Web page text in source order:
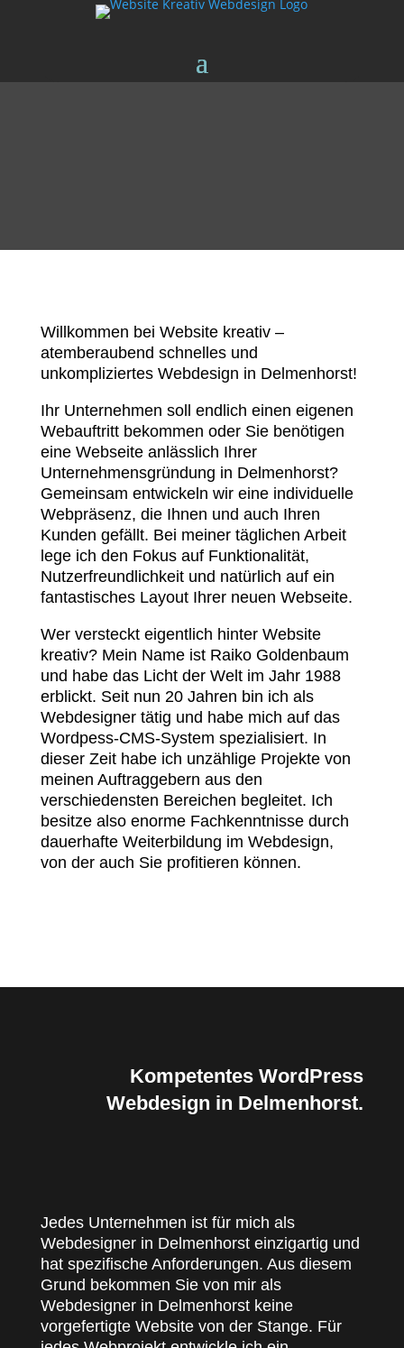
Willkommen bei Website kreativ –
atemberaubend schnelles und
unkompliziertes Webdesign in Delmenhorst!
Ihr Unternehmen soll endlich einen eigenen
Webauftritt bekommen oder Sie benötigen
eine Webseite anlässlich Ihrer
Unternehmensgründung in Delmenhorst?
Gemeinsam entwickeln wir eine individuelle
Webpräsenz, die Ihnen und auch Ihren
Kunden gefällt. Bei meiner täglichen Arbeit
lege ich den Fokus auf Funktionalität,
Nutzerfreundlichkeit und natürlich auf ein
fantastisches Layout Ihrer neuen Webseite.
Wer versteckt eigentlich hinter Website
kreativ? Mein Name ist Raiko Goldenbaum
und habe das Licht der Welt im Jahr 1988
erblickt. Seit nun 20 Jahren bin ich als
Webdesigner tätig und habe mich auf das
Wordpess-CMS-System spezialisiert. In
dieser Zeit habe ich unzählige Projekte von
meinen Auftraggebern aus den
verschiedensten Bereichen begleitet. Ich
besitze also enorme Fachkenntnisse durch
dauerhafte Weiterbildung im Webdesign,
von der auch Sie profitieren können.
Kompetentes WordPress
Webdesign in Delmenhorst.
Jedes Unternehmen ist für mich als
Webdesigner in Delmenhorst einzigartig und
hat spezifische Anforderungen. Aus diesem
Grund bekommen Sie von mir als
Webdesigner in Delmenhorst keine
vorgefertigte Website von der Stange. Für